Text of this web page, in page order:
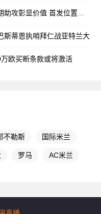
显价值 首发位置该留给他
斯蒂恩执哨拜仁战亚特兰大
欧买断条款或将激活
不勒斯 国际米兰
罗马 AC米兰